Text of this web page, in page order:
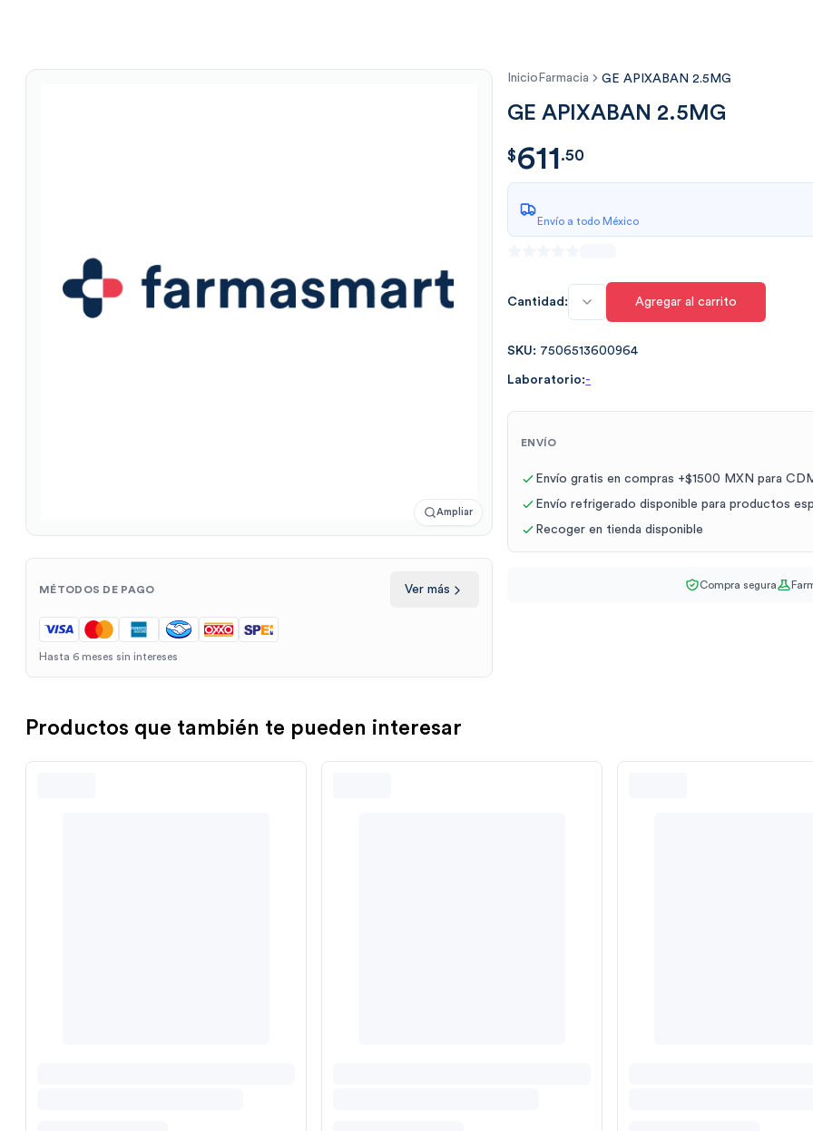
Ampliar
MÉTODOS DE PAGO Ver más
Hasta 6 meses sin intereses
Inicio Farmacia GE APIXABAN 2.5MG
GE APIXABAN 2.5MG
$611.50
$611.50
Envío a todo México
Cantidad: Agregar al carrito
SKU: 7506513600964
Laboratorio:-
ENVÍO
Envío gratis en compras +$1500 MXN para
Envío refrigerado disponible para productos
Recoger en tienda disponible
Compra segura
Productos que también te pueden interesar